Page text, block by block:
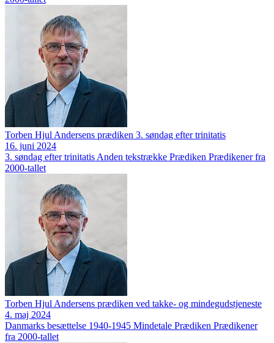
Torben Hjul Andersens prædiken 3. søndag efter trinitatis
16. juni 2024
3. søndag efter trinitatisAnden tekstrække Prædiken Prædikener fra
2000-tallet
Torben Hjul Andersens prædiken ved takke- og mindegudstjeneste
4. maj 2024
Danmarks besættelse 1940-1945 Mindetale Prædiken Prædikener
fra 2000-tallet